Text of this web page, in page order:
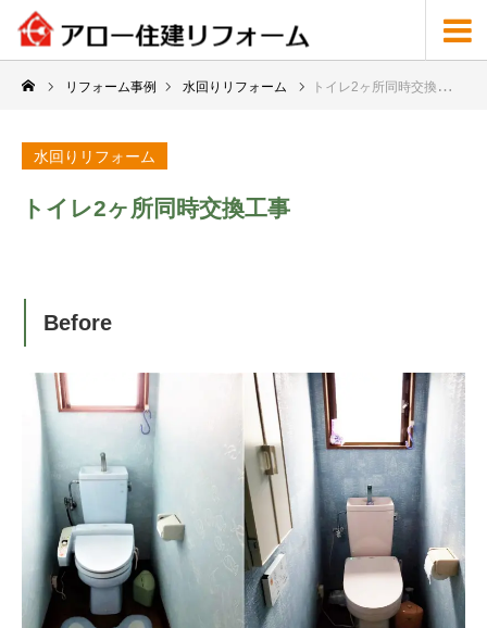
リフォーム事例 水回りリフォーム トイレ2ヶ所同時交換工事
水回りリフォーム
トイレ2ヶ所同時交換工事
Before